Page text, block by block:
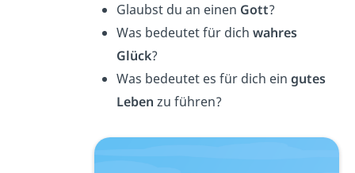
Glaubst du an einen Gott?
Was bedeutet für dich wahres
Glück?
Was bedeutet es für dich ein gutes
Leben zu führen?